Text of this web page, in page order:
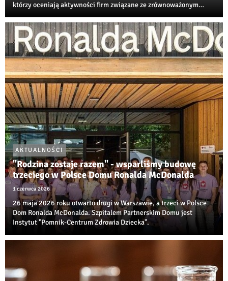
którzy oceniają aktywności firm związane ze zrównoważonym
odpowiedzialnością biznesu.
AKTUALNOŚCI
"Rodzina zostaje razem" - wsparliśmy budowę
trzeciego w Polsce Domu Ronalda McDonalda
1 czerwca 2026
26 maja 2026 roku otwarto drugi w Warszawie, a trzeci w Polsce
Dom Ronalda McDonalda. Szpitalem Partnerskim Domu jest
Instytut "Pomnik-Centrum Zdrowia Dziecka".